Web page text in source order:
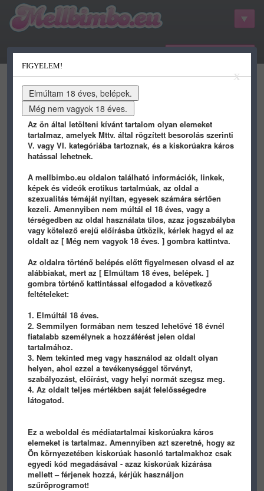
belépés / regisztráció
kategóriák hots gifs porn
youtube qdb
Makkomképei - 7 oldal
1
116 3 2
Makkom
1
169 2 5
Makkom
1
14
X
FIGYELEM!
Az ön által letölteni kívánt tartalom olyan elemeket
tartalmaz, amelyek Mttv. által rögzített besorolás szerinti
V. vagy VI. kategóriába tartoznak, és a kiskorúakra káros
hatással lehetnek.
A mellbimbo.eu oldalon található információk, linkek,
képek és videók erotikus tartalmúak, az oldal a
szexualitás témáját nyíltan, egyesek számára sértően
kezeli. Amennyiben nem múltál el 18 éves, vagy a
térségedben az oldal használata tilos, azaz jogszabályba
vagy kötelező erejű előírásba ütközik, kérlek hagyd el az
oldalt az [ Még nem vagyok 18 éves. ] gombra kattintva.
Az oldalra történő belépés előtt figyelmesen olvasd el az
alábbiakat, mert az [ Elmúltam 18 éves, belépek. ]
gombra történő kattintással elfogadod a következő
feltételeket:
1. Elmúltál 18 éves.
2. Semmilyen formában nem teszed lehetővé 18 évnél
fiatalabb személynek a hozzáférést jelen oldal
tartalmához.
3. Nem tekinted meg vagy használod az oldalt olyan
helyen, ahol ezzel a tevékenységgel törvényt,
szabályozást, előírást, vagy helyi normát szegsz meg.
4. Az oldalt teljes mértékben saját felelősségedre
látogatod.
Ez a weboldal és médiatartalmai kiskorúakra káros
elemeket is tartalmaz. Amennyiben azt szeretné, hogy az
Ön környezetében kiskorúak hasonló tartalmakhoz csak
egyedi kód megadásával - azaz kiskorúak kizárása
mellett – férjenek hozzá, kérjük használjon
szűrőprogramot!